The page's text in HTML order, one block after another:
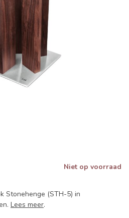
Niet op voorraad
Stonehenge (STH-5) in
Lees meer.